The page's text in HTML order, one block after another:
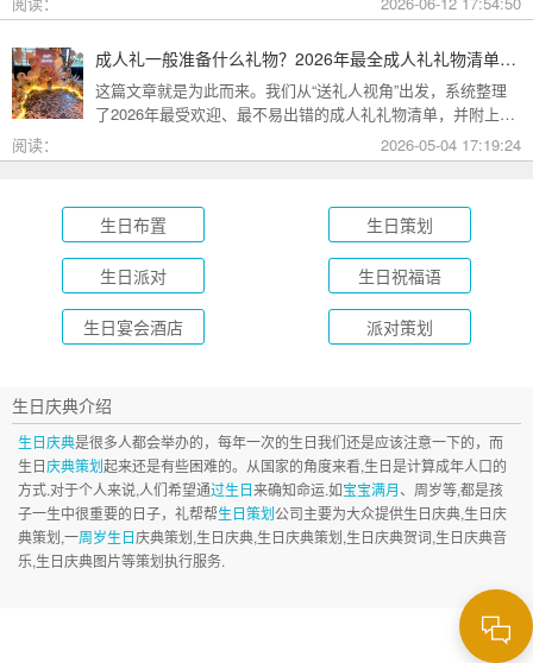
挑选难题！
成人礼一般准备什么礼物？2026年最全成人礼礼物清单：父母、长辈、朋友一篇搞定
这篇文章就是为此而来。我们从“送礼人视角”出发，系统整理
了2026年最受欢迎、最不易出错的成人礼礼物清单，并附上挑
选逻辑和避坑指南，帮你用一份恰到好处的心意，为孩子（或
朋友）的18岁写下最温暖的注脚。
阅读： 2026-05-04 17:19:24
生日布置 生日策划
生日派对 生日祝福语
生日宴会酒店 派对策划
生日庆典介绍
生日庆典是很多人都会举办的，每年一次的生日我们还是应该注意一下的，而
生日庆典策划起来还是有些困难的。从国家的角度来看,生日是计算成年人口的
方式.对于个人来说,人们希望通过生日来确知命运.如宝宝满月、周岁等,都是孩
子一生中很重要的日子，礼帮帮生日策划公司主要为大众提供生日庆典,生日庆
典策划,一周岁生日庆典策划,生日庆典,生日庆典策划,生日庆典贺词,生日庆典音
乐,生日庆典图片等策划执行服务.